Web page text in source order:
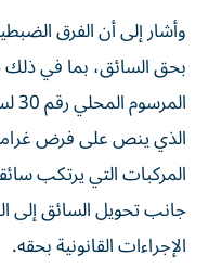
وأشار إلى أن الفرق
بحق السائق، بما في ذلك
المركبات التي يرتكب
جانب تحويل السائق إلى
الإجراءات القانونية بحقه.